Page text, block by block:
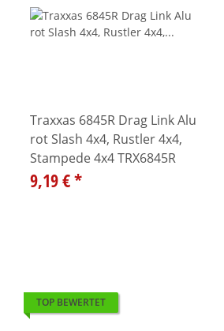
Traxxas 6845R Drag Link Alu
rot Slash 4x4, Rustler 4x4,
Stampede 4x4 TRX6845R
9,19 €*
TOP BEWERTET